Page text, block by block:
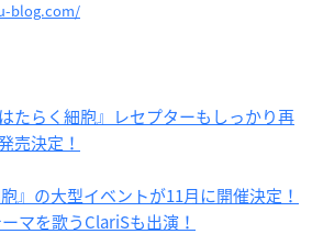
blog.com/
たらく細胞』レセプターもしっかり再
売決定！
』の大型イベントが11月に開催決定！
マを歌うClariSも出演！